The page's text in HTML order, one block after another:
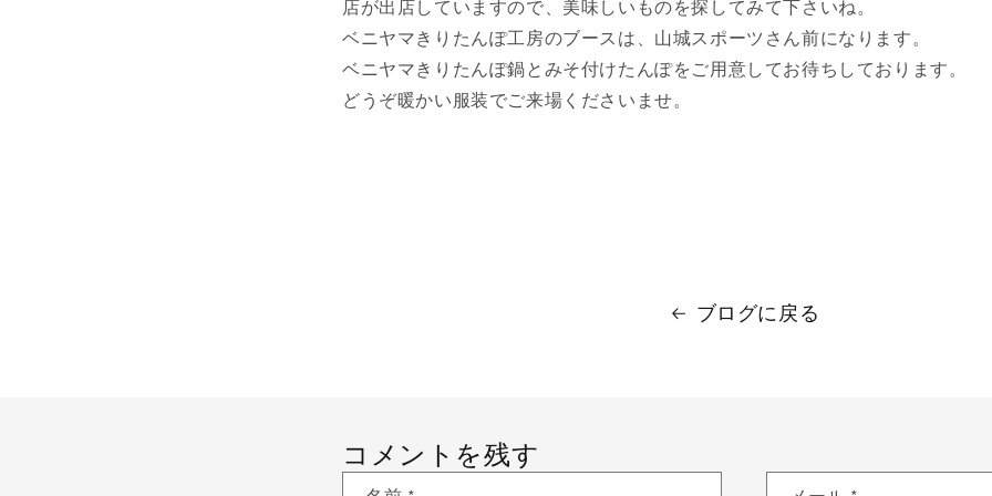
店が出店していますので、美味しいものを探してみて下さいね。
ベニヤマきりたんぽ工房のブースは、山城スポーツさん前にな
ベニヤマきりたんぽ鍋とみそ付けたんぽをご用意してお待ちしてお
どうぞ暖かい服装でご来場くださいませ。
ブログに戻る
コメントを残す